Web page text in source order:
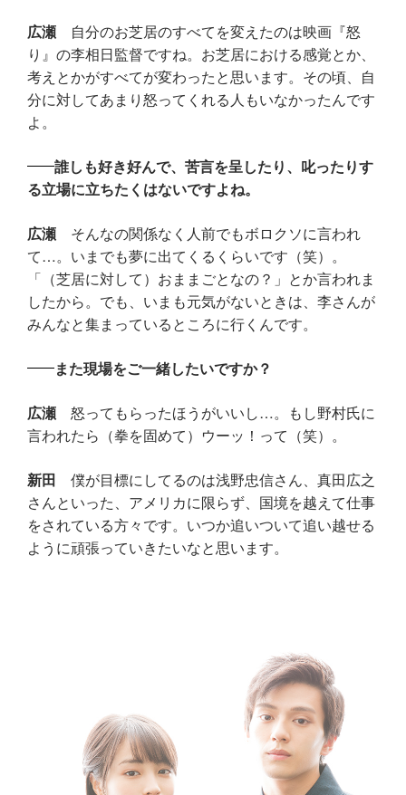
広瀬 自分のお芝居のすべてを変えたのは映画『怒
り』の李相日監督ですね。お芝居における感覚とか、
考えとかがすべてが変わったと思います。その頃、自
分に対してあまり怒ってくれる人もいなかったんです
よ。
誰しも好き好んで、苦言を呈したり、叱ったりす
る立場に立ちたくはないですよね。
広瀬 そんなの関係なく人前でもボロクソに言われ
て…。いまでも夢に出てくるくらいです（笑）。
「（芝居に対して）おままごとなの？」とか言われま
したから。でも、いまも元気がないときは、李さんが
みんなと集まっているところに行くんです。
また現場をご一緒したいですか？
広瀬 怒ってもらったほうがいいし…。もし野村氏に
言われたら（拳を固めて）ウーッ！って（笑）。
新田 僕が目標にしてるのは浅野忠信さん、真田広之
さんといった、アメリカに限らず、国境を越えて仕事
をされている方々です。いつか追いついて追い越せる
ように頑張っていきたいなと思います。